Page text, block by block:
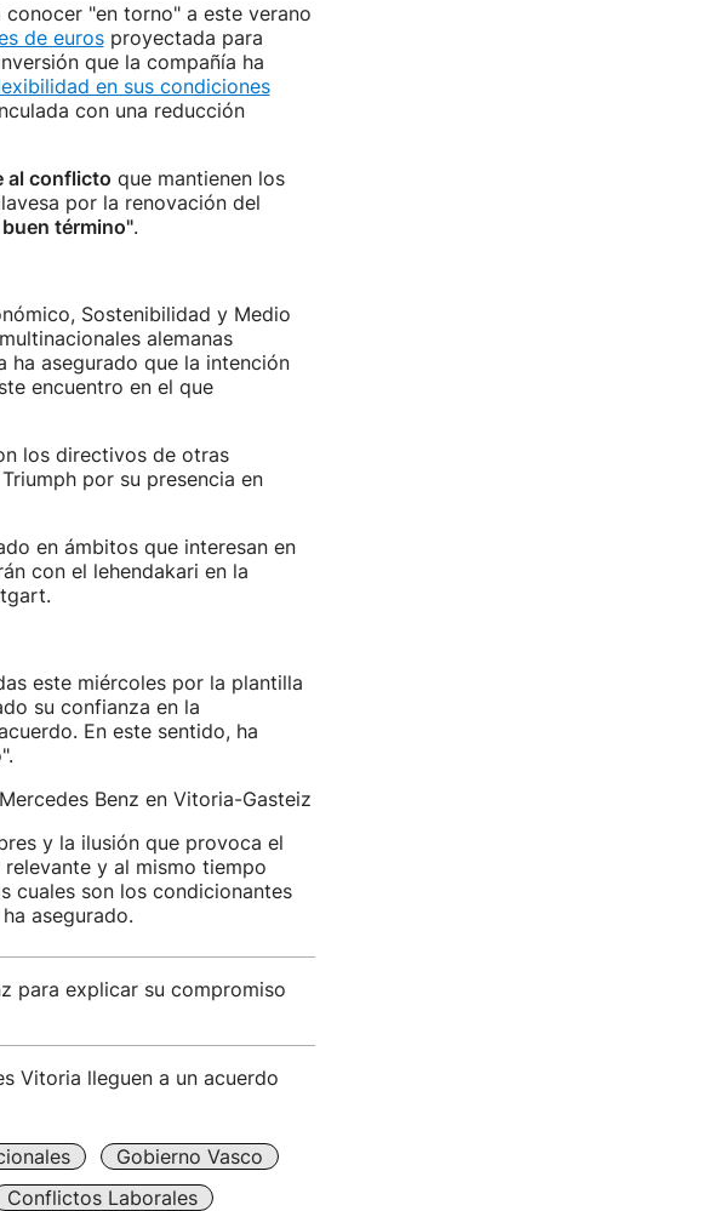
conocer "en torno" a este verano
de eurosproyectada para
que la compañía ha
en sus condiciones
con una reducción
al conflicto que mantienen los
por la renovación del
término".
Sostenibilidad y Medio
alemanas
ha asegurado que la intención
encuentro en el que
los directivos de otras
por su presencia en
en ámbitos que interesan en
con el lehendakari en la
este miércoles por la plantilla
su confianza en la
En este sentido, ha
Benz en Vitoria-Gasteiz
y la ilusión que provoca el
y al mismo tiempo
cuales son los condicionantes
asegurado.
para explicar su compromiso
Vitoria lleguen a un acuerdo
Gobierno Vasco
Conflictos Laborales